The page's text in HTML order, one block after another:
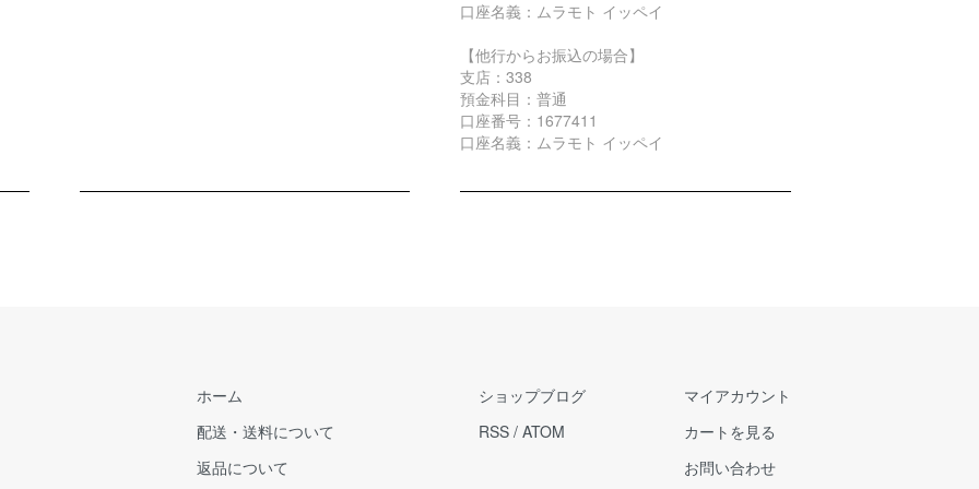
口座名義：ムラモト イッペイ
【他行からお振込の場合】
支店：338
預金科目：普通
口座番号：1677411
口座名義：ムラモト イッペイ
ホーム
配送・送料について
返品について
ショップブログ
RSS / ATOM
マイアカウント
カートを見る
お問い合わせ